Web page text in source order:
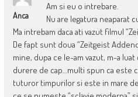
Anca
Am si eu o intrebare.
Nu are legatura neaparat
Ma intrebam daca ati vazut filmul
De fapt sunt doua “Zeitgeist
mine, dupa ce le-am vazut, m-a
durere de cap…multi spun ca este
tuturor timpurilor si este in mare